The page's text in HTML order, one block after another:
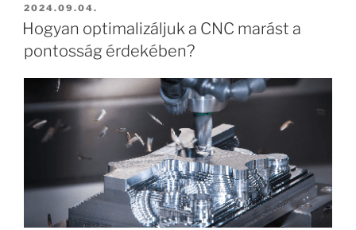
BEKÜLDVE:
2024.09.04.
Hogyan optimalizáljuk a CNC marást a
pontosság érdekében?